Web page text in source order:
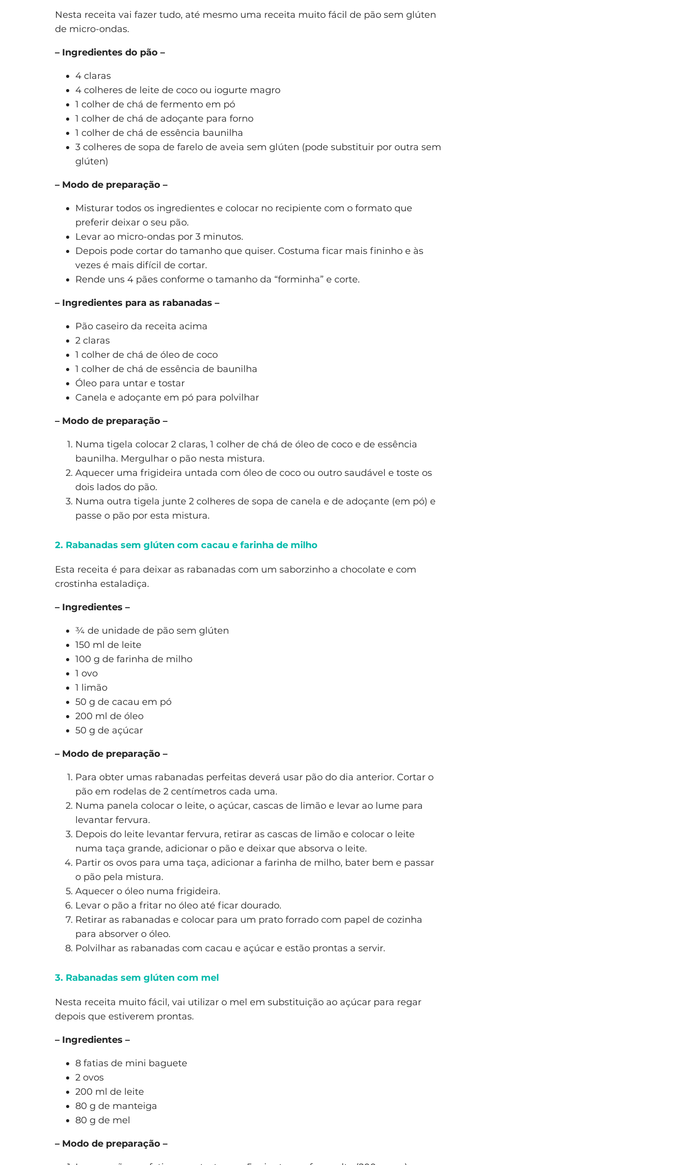
Nesta receita vai fazer tudo, até mesmo uma receita muito fácil de pão sem glúten
de micro-ondas.
– Ingredientes do pão –
4 claras
4 colheres de leite de coco ou iogurte magro
1 colher de chá de fermento em pó
1 colher de chá de adoçante para forno
1 colher de chá de essência baunilha
3 colheres de sopa de farelo de aveia sem glúten (pode substituir por outra sem
glúten)
– Modo de preparação –
Misturar todos os ingredientes e colocar no recipiente com o formato que
preferir deixar o seu pão.
Levar ao micro-ondas por 3 minutos.
Depois pode cortar do tamanho que quiser. Costuma ficar mais fininho e às
vezes é mais difícil de cortar.
Rende uns 4 pães conforme o tamanho da “forminha” e corte.
– Ingredientes para as rabanadas –
Pão caseiro da receita acima
2 claras
1 colher de chá de óleo de coco
1 colher de chá de essência de baunilha
Óleo para untar e tostar
Canela e adoçante em pó para polvilhar
– Modo de preparação –
Numa tigela colocar 2 claras, 1 colher de chá de óleo de coco e de essência
baunilha. Mergulhar o pão nesta mistura.
Aquecer uma frigideira untada com óleo de coco ou outro saudável e toste os
dois lados do pão.
Numa outra tigela junte 2 colheres de sopa de canela e de adoçante (em pó) e
passe o pão por esta mistura.
2. Rabanadas sem glúten com cacau e farinha de milho
Esta receita é para deixar as rabanadas com um saborzinho a chocolate e com
crostinha estaladiça.
– Ingredientes –
¾ de unidade de pão sem glúten
150 ml de leite
100 g de farinha de milho
1 ovo
1 limão
50 g de cacau em pó
200 ml de óleo
50 g de açúcar
– Modo de preparação –
Para obter umas rabanadas perfeitas deverá usar pão do dia anterior. Cortar o
pão em rodelas de 2 centímetros cada uma.
Numa panela colocar o leite, o açúcar, cascas de limão e levar ao lume para
levantar fervura.
Depois do leite levantar fervura, retirar as cascas de limão e colocar o leite
numa taça grande, adicionar o pão e deixar que absorva o leite.
Partir os ovos para uma taça, adicionar a farinha de milho, bater bem e passar
o pão pela mistura.
Aquecer o óleo numa frigideira.
Levar o pão a fritar no óleo até ficar dourado.
Retirar as rabanadas e colocar para um prato forrado com papel de cozinha
para absorver o óleo.
Polvilhar as rabanadas com cacau e açúcar e estão prontas a servir.
3. Rabanadas sem glúten com mel
Nesta receita muito fácil, vai utilizar o mel em substituição ao açúcar para regar
depois que estiverem prontas.
– Ingredientes –
8 fatias de mini baguete
2 ovos
200 ml de leite
80 g de manteiga
80 g de mel
– Modo de preparação –